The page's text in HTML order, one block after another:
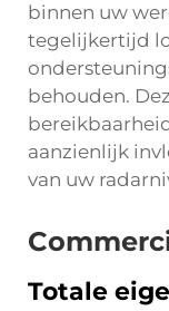
binnen uw
tegelijkertijd
behouden.
aanzienlijk
van uw
Totale